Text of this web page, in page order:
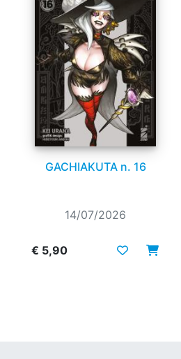
GACHIAKUTA n. 16
14/07/2026
€ 5,90